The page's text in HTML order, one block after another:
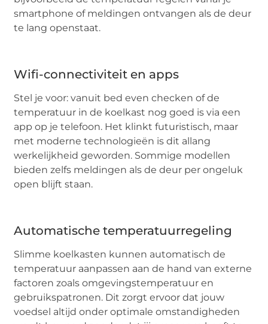
smartphone of meldingen ontvangen als de deur
te lang openstaat.
Wifi-connectiviteit en apps
Stel je voor: vanuit bed even checken of de
temperatuur in de koelkast nog goed is via een
app op je telefoon. Het klinkt futuristisch, maar
met moderne technologieën is dit allang
werkelijkheid geworden. Sommige modellen
bieden zelfs meldingen als de deur per ongeluk
open blijft staan.
Automatische temperatuurregeling
Slimme koelkasten kunnen automatisch de
temperatuur aanpassen aan de hand van externe
factoren zoals omgevingstemperatuur en
gebruikspatronen. Dit zorgt ervoor dat jouw
voedsel altijd onder optimale omstandigheden